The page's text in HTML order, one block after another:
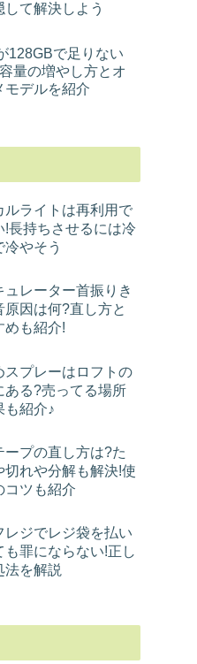
して解決しよう
128GBで足りない
量の増やし方とオ
モデルを紹介
ルライトは再利用で
!長持ちさせるには冷
冷やそう
ュレーター首振りき
原因は何?直し方と
めも紹介!
スプレーはロフトの
ある?売ってる場所
も紹介♪
ープの直し方は?た
切れや分解も解決!使
コツも紹介
レジでレジ袋を払い
も罪にならない!正し
法を解説